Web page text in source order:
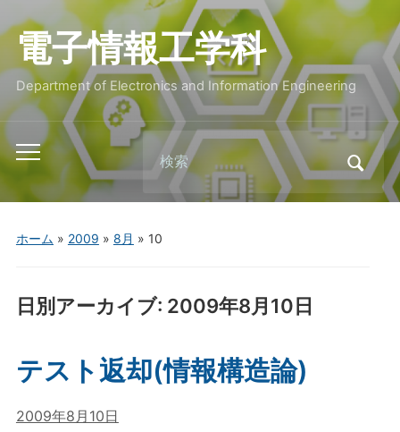
電子情報工学科
Department of Electronics and Information Engineering
Toggle
mobile
menu
Search
for:
ホーム » 2009 » 8月 » 10
日別アーカイブ: 2009年8月10日
テスト返却(情報構造論)
2009年8月10日